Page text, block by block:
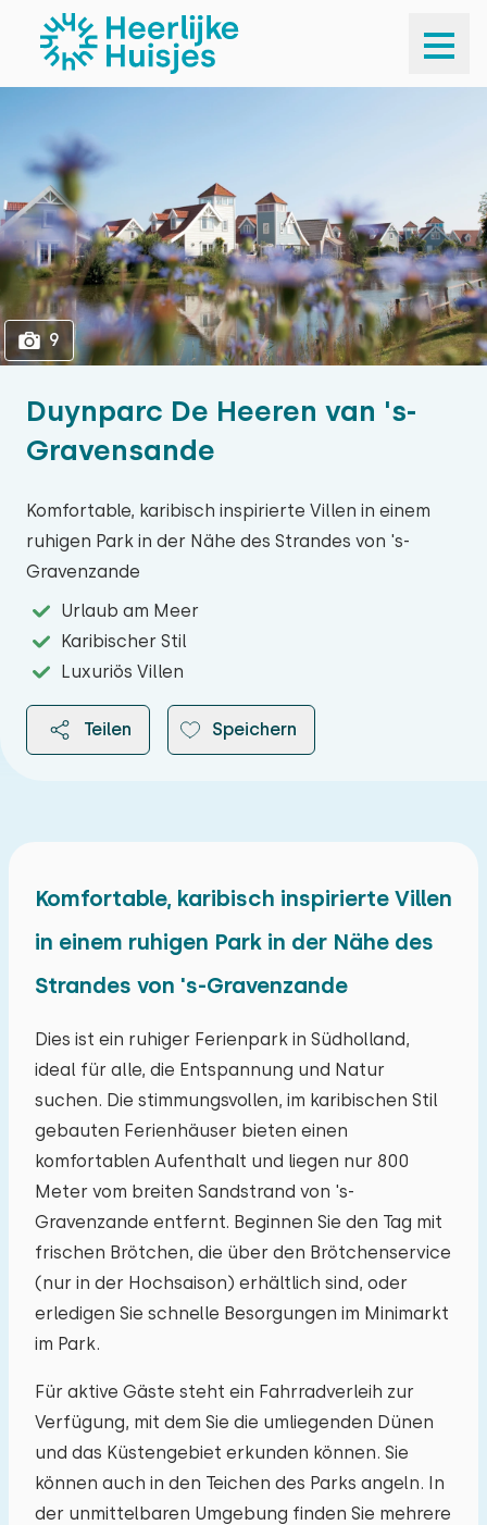
1
Duynparc De Heeren van 's-
Gravensande
Komfortable, karibisch inspirierte Villen in einem
ruhigen Park in der Nähe des Strandes von 's-
Gravenzande
Urlaub am Meer
Karibischer Stil
Luxuriös Villen
Teilen Speichern
9
Komfortable, karibisch inspirierte Villen
in einem ruhigen Park in der Nähe des
Strandes von 's-Gravenzande
Dies ist ein ruhiger Ferienpark in Südholland,
ideal für alle, die Entspannung und Natur
suchen. Die stimmungsvollen, im karibischen Stil
gebauten Ferienhäuser bieten einen
komfortablen Aufenthalt und liegen nur 800
Meter vom breiten Sandstrand von 's-
Gravenzande entfernt. Beginnen Sie den Tag mit
frischen Brötchen, die über den Brötchenservice
(nur in der Hochsaison) erhältlich sind, oder
erledigen Sie schnelle Besorgungen im Minimarkt
im Park.
Für aktive Gäste steht ein Fahrradverleih zur
Verfügung, mit dem Sie die umliegenden Dünen
und das Küstengebiet erkunden können. Sie
können auch in den Teichen des Parks angeln. In
der unmittelbaren Umgebung finden Sie mehrere
August 2026
Mo Di Mi Do Fr
27 28 29 30 31 01 02
03 04 05 06 07 08 09
10 11 12 13 14 15
17 18 19 20 21 22 23
24 25 26 27 28 29
31